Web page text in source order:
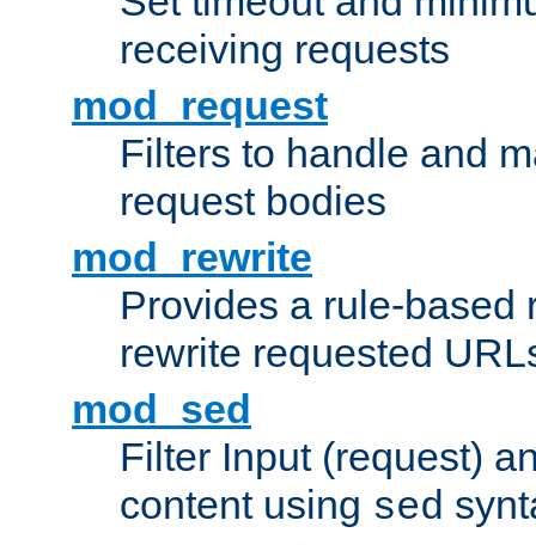
receiving requests
mod_request
Filters to handle and
request bodies
mod_rewrite
Provides a rule-based
rewrite requested
mod_sed
Filter Input (request)
content using sed